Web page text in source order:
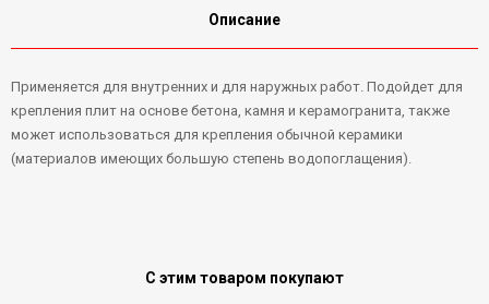
Описание
Применяется для внутренних и для наружных работ. Подойдет для
крепления плит на основе бетона, камня и керамогранита, также
может использоваться для крепления обычной керамики
(материалов имеющих большую степень водопоглащения).
С этим товаром покупают